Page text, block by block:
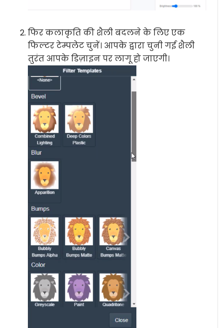
फिर कलाकृति की शैली बदलने के लिए एक
फिल्टर टेम्पलेट चुनें। आपके द्वारा चुनी गई शैली
तुरंत आपके डिज़ाइन पर लागू हो जाएगी।